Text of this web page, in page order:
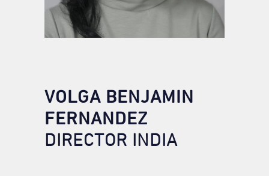
VOLGA BENJAMIN
FERNANDEZ
DIRECTOR INDIA